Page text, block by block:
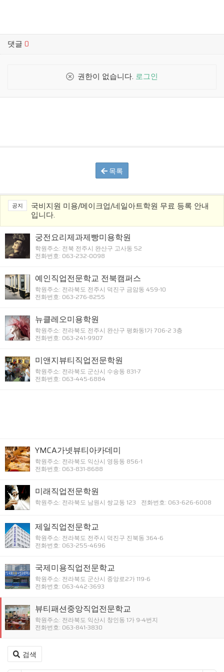
댓글 0
권한이 없습니다. 로그인
목록
공지 국비지원 미용/메이크업/네일아트학원 무료 등록 안내
입니다.
궁전요리제과제빵미용학원
학원주소: 전북 전주시 완산구 고사동 52
전화번호: 063-232-0098
예인직업전문학교 전북캠퍼스
학원주소: 전라북도 전주시 덕진구 금암동 459-10
전화번호: 063-276-8255
뉴클레오미용학원
학원주소: 전라북도 전주시 완산구 평화동1가 706-2 3층
전화번호: 063-241-9907
미앤지뷰티직업전문학원
학원주소: 전라북도 군산시 수송동 831-7
전화번호: 063-445-6884
YMCA가넷뷰티아카데미
학원주소: 전라북도 익산시 영등동 856-1
전화번호: 063-831-8688
미래직업전문학원
학원주소: 전라북도 남원시 쌍교동 123 전화번호: 063-626-6008
제일직업전문학교
학원주소: 전라북도 전주시 덕진구 진북동 364-6
전화번호: 063-255-4696
국제미용직업전문학교
학원주소: 전라북도 군산시 중앙로2가 119-6
전화번호: 063-442-3693
뷰티패션중앙직업전문학교
학원주소: 전라북도 익산시 창인동 1가 9-4번지
전화번호: 063-841-3830
검색